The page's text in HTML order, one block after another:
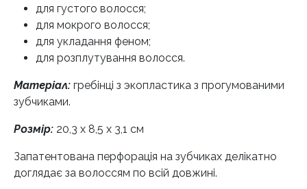
для густого волосся;
для мокрого волосся;
для укладання феном;
для розплутування волосся.
Матеріал: гребінці з экопластика з прогумованими
зубчиками.
Розмір: 20,3 x 8,5 x 3,1 см
Запатентована перфорація на зубчиках делікатно
доглядає за волоссям по всій довжині.